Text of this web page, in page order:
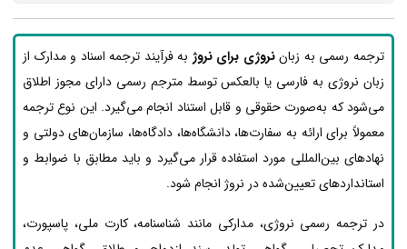
ترجمه رسمی به زباننروژی برای نروژ به فرآیند ترجمه اسناد و مدارک از
زبان نروژی به فارسی یا بالعکس توسط مترجم رسمی دارای مجوز اطلاق
می‌شود که به‌صورت حقوقی و قابل استناد انجام می‌گیرد. این نوع ترجمه
معمولاً برای ارائه به سفارت‌ها، دانشگاه‌ها، دادگاه‌ها، سازمان‌های دولتی و
نهادهای بین‌المللی مورد استفاده قرار می‌گیرد و باید مطابق با ضوابط و
استانداردهای تعیین‌شده در نروژ انجام شود.
در ترجمه رسمی نروژی، مدارکی مانند شناسنامه، کارت ملی، پاسپورت،